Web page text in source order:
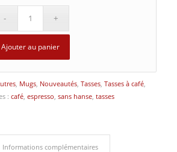
Ajouter au panier
, Mugs, Nouveautés, Tasses, Tasses à café,
: café, espresso sans hanse, tasses
Informations complémentaires